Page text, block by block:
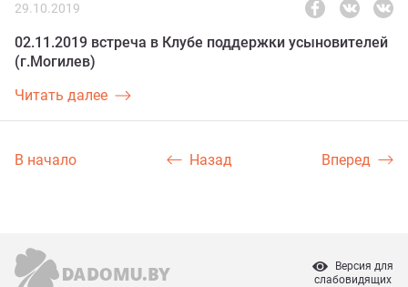
29.10.2019
02.11.2019 встреча в Клубе поддержки усыновителей
(г.Могилев)
Читать далее
В начало Назад Вперед
Версия для
слабовидящих